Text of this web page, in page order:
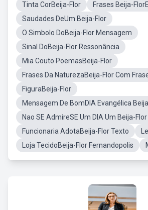
Tinta CorBeija-Flor
Frases Beija-
Saudades DeUm Beija-Flor
O Simbolo DoBeija-Flor Mensagem
Sinal DoBeija-Flor Ressonância
Mia Couto PoemasBeija-Flor
Frases Da NaturezaBeija-Flor Com
FiguraBeija-Flor
Mensagem De BomDIA Evangélica
Nao SE AdmireSE Um DIA Um Beija-
Funcionaria AdotaBeija-Flor Texto
Loja TecidoBeija-Flor Fernandopolis